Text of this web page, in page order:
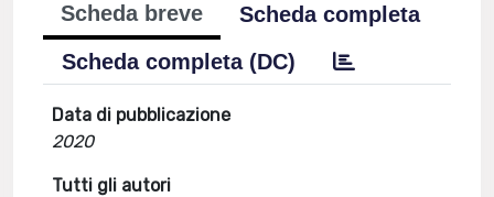
Scheda breve
Scheda completa
Scheda completa (DC)
Data di pubblicazione
2020
Tutti gli autori